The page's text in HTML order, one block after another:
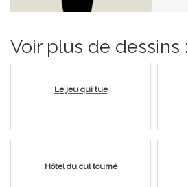
Voir plus de dessins :
Le jeu qui tue
Hôtel du cul tourné